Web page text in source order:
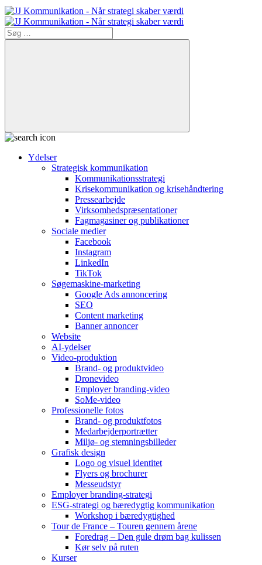
Søg
efter:
Ydelser
Strategisk kommunikation
Kommunikationsstrategi
Krisekommunikation og krisehåndtering
Pressearbejde
Virksomheds­præsentationer
Fagmagasiner og publikationer
Sociale medier
Facebook
Instagram
LinkedIn
TikTok
Søgemaskine-marketing
Google Ads annoncering
SEO
Content marketing
Banner annoncer
Website
AI-ydelser
Video-produktion
Brand- og produktvideo
Dronevideo
Employer branding-video
SoMe-video
Professionelle fotos
Brand- og produktfotos
Medarbejderportrætter
Miljø- og stemningsbilleder
Grafisk design
Logo og visuel identitet
Flyers og brochurer
Messeudstyr
Employer branding-strategi
ESG-strategi og bæredygtig kommunikation
Workshop i bæredygtighed
Tour de France – Touren gennem årene
Foredrag – Den gule drøm bag kulissen
Kør selv på ruten
Kurser